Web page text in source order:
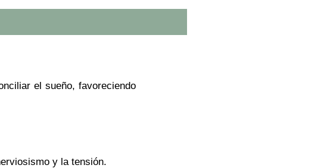
el sueño, favoreciendo
y la tensión.